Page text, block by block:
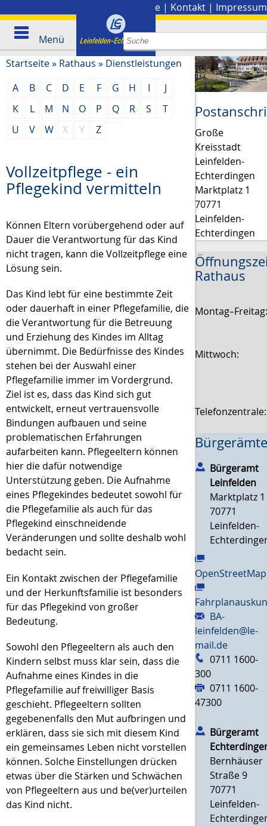
Presse | Kontakt | Impressum
Menü
Startseite» Rathaus » Dienstleistungen
A
B C D E F G H I
J
K
L M N O P Q R S
T
U
V W X Y Z
Vollzeitpflege - ein
Pflegekind vermitteln
Können Eltern vorübergehend oder auf
Dauer die Verantwortung für das Kind
nicht tragen, kann die Vollzeitpflege eine
Lösung sein.
Das Kind lebt für eine be­stimm­te Zeit
oder dauerhaft in einer Pflegefamilie, die
die Verantwortung für die Be­treu­ung
und Er­ziehung des Kindes im Alltag
übernimmt. Die Bedürfnisse des Kindes
stehen bei der Auswahl einer
Pflegefamilie immer im Vordergrund.
Ziel ist es, dass das Kind sich gut
entwickelt, erneut vertrauensvolle
Bindungen aufbauen und seine
problematischen Erfahrungen
aufarbeiten kann. Pflegeeltern können
hier die dafür notwendige
Unterstützung geben. Die Aufnahme
eines Pflegekindes bedeutet sowohl für
die Pflegefamilie als auch für das
Pflegekind einschneidende
Veränderungen und sollte deshalb wohl
bedacht sein.
Ein Kontakt zwischen der Pflegefamilie
und der Herkunftsfamilie ist besonders
für das Pflegekind von großer
Bedeutung.
Sowohl den Pflegeeltern als auch den
Kindern selbst muss klar sein, dass die
Aufnahme eines Kindes in die
Pflegefamilie auf freiwilliger Basis
geschieht. Pflegeeltern sollten
gegebenenfalls den Mut aufbringen und
erklären, dass sie sich mit diesem Kind
ein gemeinsames Leben nicht vorstellen
können. Solche Einstellungen drücken
etwas über die Stärken und Schwächen
von Pflegeeltern aus und be(ver)urteilen
das Kind nicht.
Große
Kreisstadt
Leinfelden-
Echterdingen
Marktplatz 1
70771
Leinfelden-
Echterdingen
Rathaus
Mittwoch:
Bürgeramt
Leinfelden
Marktplatz 1
70771
Leinfelden-
OpenStreetMap
BA-
leinfelden@le-
mail.de
0711 1600-
300
0711 1600-
47300
Bürgeramt
Bernhäuser
Straße 9
70771
Leinfelden-